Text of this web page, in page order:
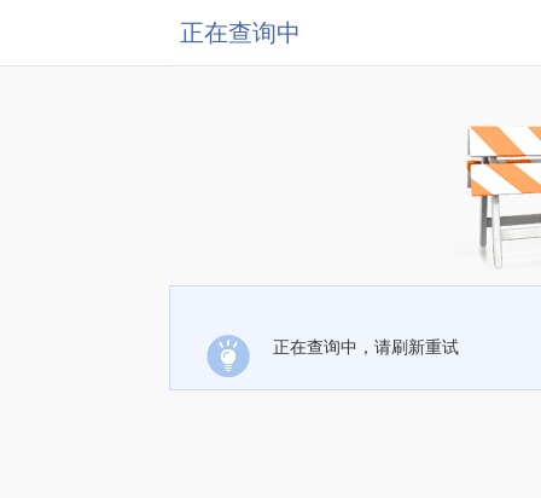
正在查询中
正在查询中，请刷新重试